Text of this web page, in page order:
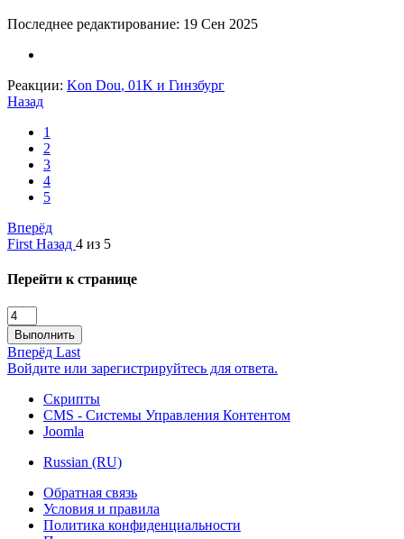
Последнее редактирование: 19 Сен 2025
Реакции: Kon Dou, 01K и Гинзбург
Назад
1
2
3
4
5
Вперёд
First Назад 4 из 5
Перейти к странице
Выполнить
Вперёд Last
Войдите или зарегистрируйтесь для ответа.
Скрипты
CMS - Системы Управления Контентом
Joomla
Russian (RU)
Обратная связь
Условия и правила
Политика конфиденциальности